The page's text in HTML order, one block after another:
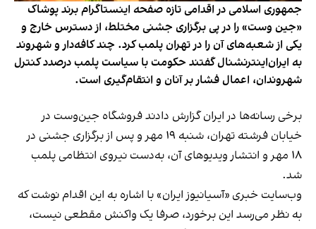
جمهوری اسلامی در اقدامی تازه صفحه اینستاگرام برند پوشاک
«جین وست» را در پی برگزاری جشنی مختلط، از دسترس خارج و
یکی از شعبه‌های آن را در تهران پلمب کرد. چند کافه‌‌دار و شهروند
به ایران‌اینترنشنال گفتند حکومت با سیاست پلمب درصدد کنترل
شهروندان، اعمال فشار بر آنان و انتقام‌گیری است.
برخی رسانه‌ها در ایران گزارش دادند فروشگاه جین‌وست در
خیابان فرشته تهران، شنبه ۱۹ مهر و پس از برگزاری جشنی در
۱۸ مهر و انتشار ویدیوهای آن، به‌دست نیروی انتظامی پلمب
شد.
وب‌سایت خبری «آسیانیوز ایران» با اشاره به این اقدام نوشت که
به نظر می‌رسد این برخورد، صرفا یک واکنش مقطعی نیست،